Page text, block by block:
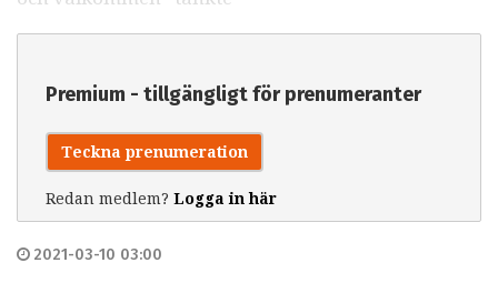
Premium - tillgängligt för prenumeranter
Teckna prenumeration
Redan medlem? Logga in här
2021-03-10 03:00